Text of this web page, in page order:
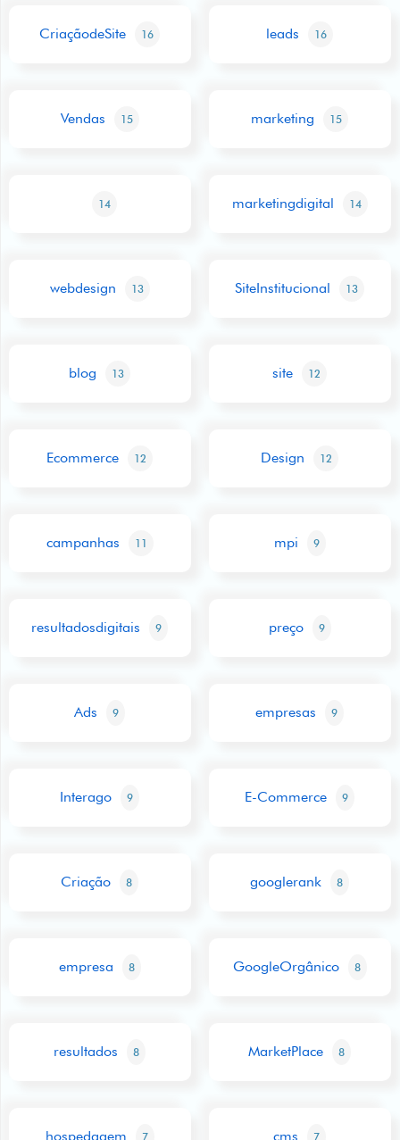
CriaçãodeSite 16 leads 16
Vendas 15 marketing 15
14 marketingdigital 14
webdesign 13 SiteInstitucional 13
blog 13 site 12
Ecommerce 12 Design 12
campanhas 11 mpi 9
resultadosdigitais 9 preço 9
Ads 9 empresas 9
Interago 9 E-Commerce 9
Criação 8 googlerank 8
empresa 8 GoogleOrgânico 8
resultados 8 MarketPlace 8
hospedagem 7 cms 7